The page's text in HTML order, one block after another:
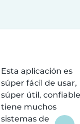
Esta aplicación es
súper fácil de usar,
súper útil,
tiene muchos
sistemas de